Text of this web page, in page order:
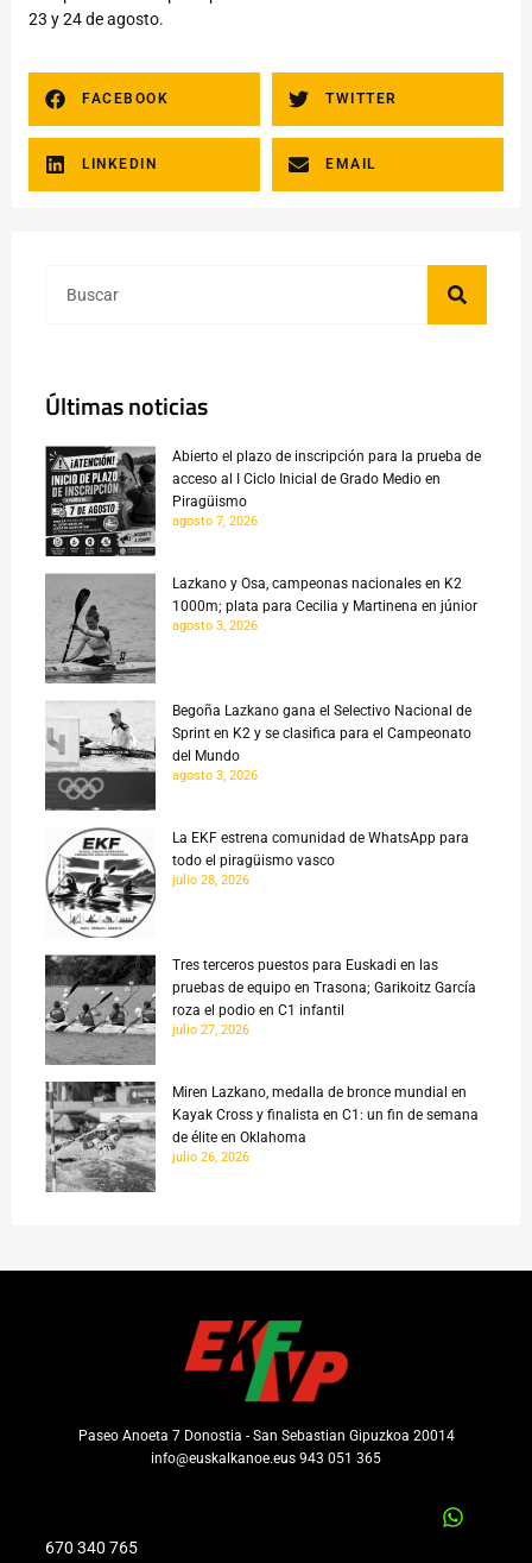
23 y 24 de agosto.
FACEBOOK TWITTER
LINKEDIN EMAIL
Últimas noticias
Abierto el plazo de inscripción para la prueba de
acceso al I Ciclo Inicial de Grado Medio en
Piragüismo
agosto 7, 2026
Lazkano y Osa, campeonas nacionales en K2
1000m; plata para Cecilia y Martinena en júnior
agosto 3, 2026
Begoña Lazkano gana el Selectivo Nacional de
Sprint en K2 y se clasifica para el Campeonato
del Mundo
agosto 3, 2026
La EKF estrena comunidad de WhatsApp para
todo el piragüismo vasco
julio 28, 2026
Tres terceros puestos para Euskadi en las
pruebas de equipo en Trasona; Garikoitz García
roza el podio en C1 infantil
julio 27, 2026
Miren Lazkano, medalla de bronce mundial en
Kayak Cross y finalista en C1: un fin de semana
de élite en Oklahoma
julio 26, 2026
Paseo Anoeta 7 Donostia - San Sebastian Gipuzkoa 20014
info@euskalkanoe.eus 943 051 365
670 340 765